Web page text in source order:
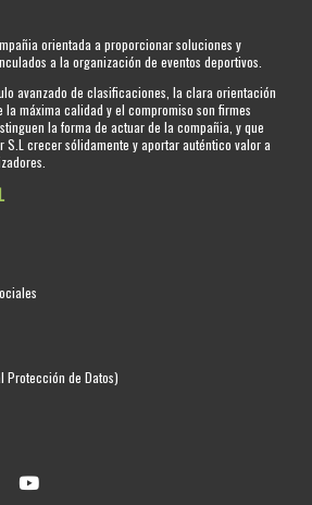
orientada a proporcionar soluciones y
a la organización de eventos deportivos.
avanzado de clasificaciones, la clara orientación
la máxima calidad y el compromiso son firmes
la forma de actuar de la compañia, y que
S.L crecer sólidamente y aportar auténtico valor a
Protección de Datos)